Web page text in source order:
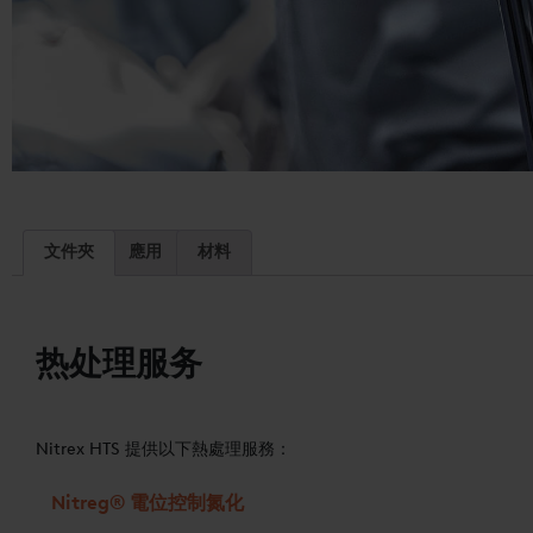
文件夾 應用 材料
热处理服务
Nitrex HTS 提供以下熱處理服務：
Nitreg® 電位控制氮化